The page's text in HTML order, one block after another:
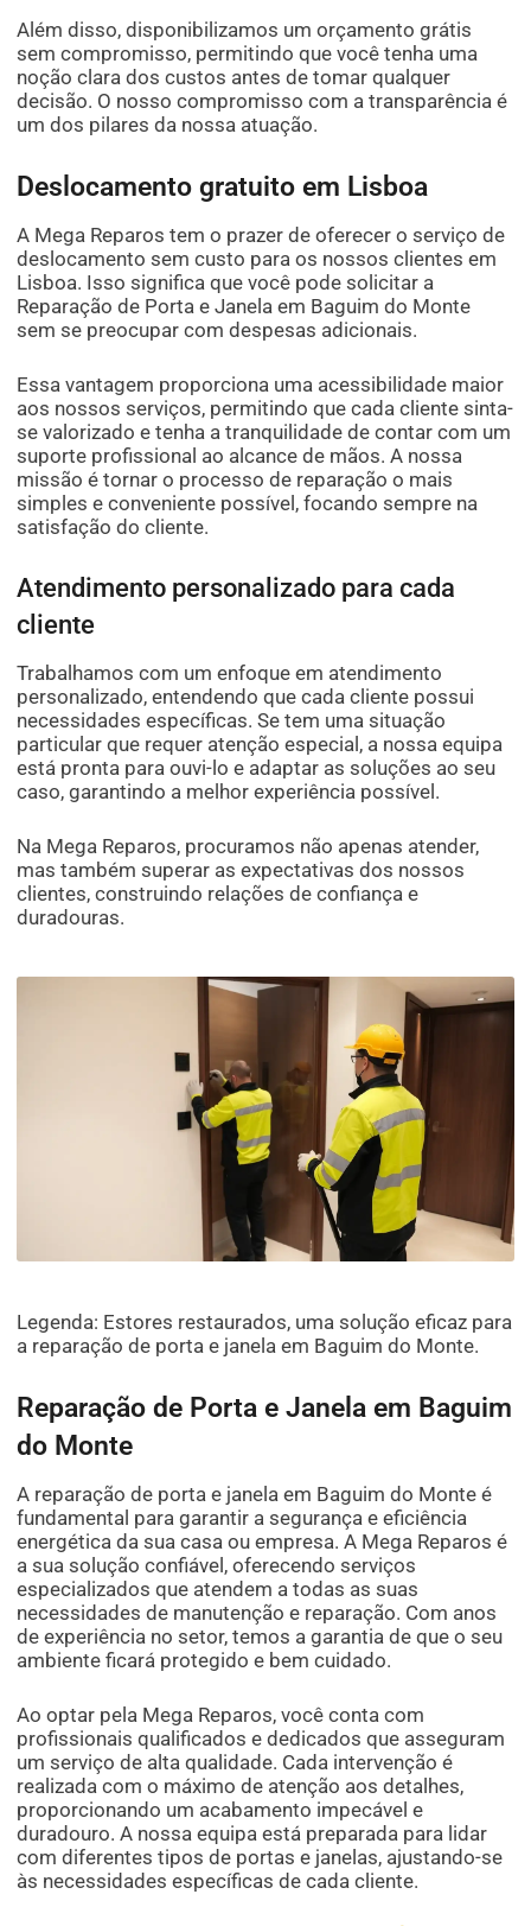
Além disso, disponibilizamos um orçamento grátis
sem compromisso, permitindo que você tenha uma
noção clara dos custos antes de tomar qualquer
decisão. O nosso compromisso com a transparência é
um dos pilares da nossa atuação.
Deslocamento gratuito em Lisboa
A Mega Reparos tem o prazer de oferecer o serviço de
deslocamento sem custo para os nossos clientes em
Lisboa. Isso significa que você pode solicitar a
Reparação de Porta e Janela em Baguim do Monte
sem se preocupar com despesas adicionais.
Essa vantagem proporciona uma acessibilidade maior
aos nossos serviços, permitindo que cada cliente sinta-
se valorizado e tenha a tranquilidade de contar com um
suporte profissional ao alcance de mãos. A nossa
missão é tornar o processo de reparação o mais
simples e conveniente possível, focando sempre na
satisfação do cliente.
Atendimento personalizado para cada
cliente
Trabalhamos com um enfoque em atendimento
personalizado, entendendo que cada cliente possui
necessidades específicas. Se tem uma situação
particular que requer atenção especial, a nossa equipa
está pronta para ouvi-lo e adaptar as soluções ao seu
caso, garantindo a melhor experiência possível.
Na Mega Reparos, procuramos não apenas atender,
mas também superar as expectativas dos nossos
clientes, construindo relações de confiança e
duradouras.
Legenda: Estores restaurados, uma solução eficaz para
a reparação de porta e janela em Baguim do Monte.
Reparação de Porta e Janela em Baguim
do Monte
A reparação de porta e janela em Baguim do Monte é
fundamental para garantir a segurança e eficiência
energética da sua casa ou empresa. A Mega Reparos é
a sua solução confiável, oferecendo serviços
especializados que atendem a todas as suas
necessidades de manutenção e reparação. Com anos
de experiência no setor, temos a garantia de que o seu
ambiente ficará protegido e bem cuidado.
Ao optar pela Mega Reparos, você conta com
profissionais qualificados e dedicados que asseguram
um serviço de alta qualidade. Cada intervenção é
realizada com o máximo de atenção aos detalhes,
proporcionando um acabamento impecável e
duradouro. A nossa equipa está preparada para lidar
com diferentes tipos de portas e janelas, ajustando-se
às necessidades específicas de cada cliente.